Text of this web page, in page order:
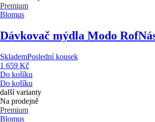
Premium
Blomus
Dávkovač mýdla Modo Rof
SklademPoslední kousek
1 659 Kč
Do košíku
Do košíku
další varianty
Na prodejně
Premium
Blomus